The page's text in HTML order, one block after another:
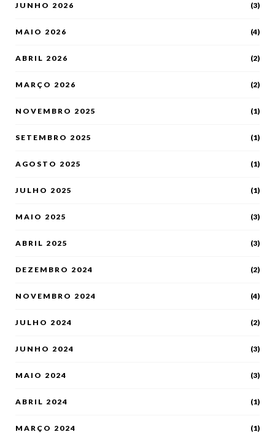
JUNHO 2026 (3)
MAIO 2026 (4)
ABRIL 2026 (2)
MARÇO 2026 (2)
NOVEMBRO 2025 (1)
SETEMBRO 2025 (1)
AGOSTO 2025 (1)
JULHO 2025 (1)
MAIO 2025 (3)
ABRIL 2025 (3)
DEZEMBRO 2024 (2)
NOVEMBRO 2024 (4)
JULHO 2024 (2)
JUNHO 2024 (3)
MAIO 2024 (3)
ABRIL 2024 (1)
MARÇO 2024 (1)